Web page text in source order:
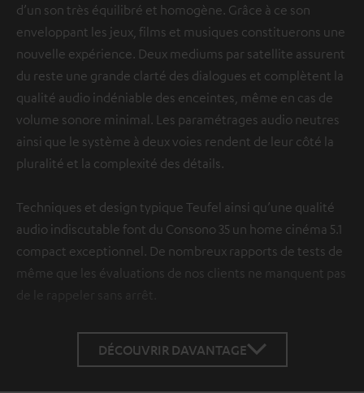
d’un son très équilibré et homogène. Grâce à ce son
enveloppant les jeux, films et musiques constituerons une
nouvelle expérience. Deux mediums par satellite assurent
du reste une grande clarté des dialogues et complètent la
qualité audio indéniable des enceintes, même en cas de
volume sonore minimal. Les paramétrages audio neutres
ainsi que le système à deux voies rendent de leur côté la
pluralité et la complexité des détails.
Techniques et design typique Teufel ainsi qu’une qualité
audio indiscutable font du Consono 35 un home cinéma 5.1
compact exceptionnel. De nombreux rapports de tests de
même que les évaluations de nos clients ne manquent pas
DÉCOUVRIR DAVANTAGE